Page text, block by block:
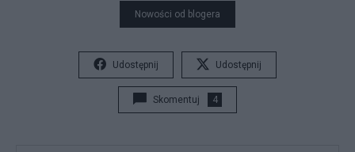
Nowości od blogera
Udostępnij Udostępnij
Skomentuj 4